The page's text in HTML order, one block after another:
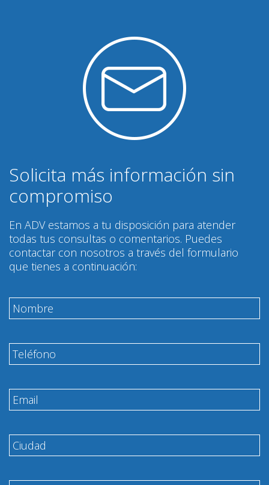
Solicita más información sin
compromiso
En ADV estamos a tu disposición para atender
todas tus consultas o comentarios. Puedes
contactar con nosotros a través del formulario
que tienes a continuación: